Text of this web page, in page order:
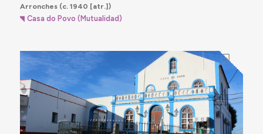
Arronches(c. 1940 [atr.])
Casa do Povo (Mutualidad)